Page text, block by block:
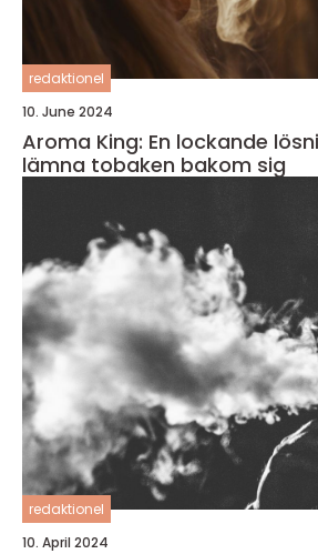
redaktionel
10. June 2024
Aroma King: En lockande
lämna tobaken bakom sig
redaktionel
10. April 2024